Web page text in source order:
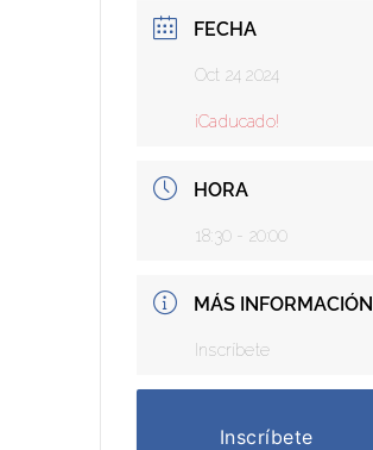
FECHA
Oct 24 2024
¡Caducado!
HORA
18:30 - 20:00
MÁS INFORMACIÓN
Inscríbete
Inscríbete